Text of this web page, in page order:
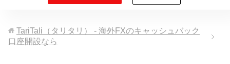
TariTali（タリタリ） - 海外FXのキャッシュバック
口座開設なら